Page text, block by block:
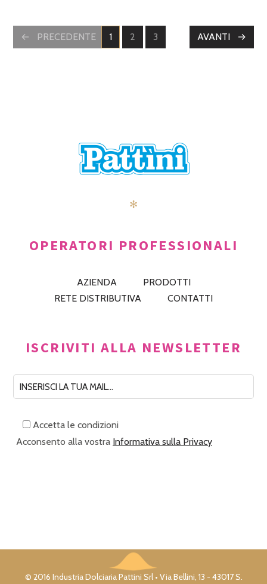
POSTS
NAVIGATION
PRECEDENTE PAGINE
1 PAGINE
2 3 AVANTI
✻
OPERATORI PROFESSIONALI
AZIENDA
PRODOTTI
RETE DISTRIBUTIVA
CONTATTI
ISCRIVITI ALLA NEWSLETTER
Accetta le condizioni
Acconsento alla vostra Informativa sulla Privacy
© 2016 Industria Dolciaria Pattini Srl • Via Bellini, 13 - 43017 S.